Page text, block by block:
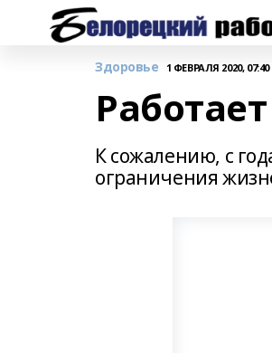
Здоровье 1 ФЕВРАЛЯ 2020, 07:40
К сожалению, с
ограничения